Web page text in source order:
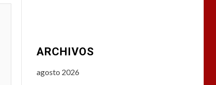
ARCHIVOS
agosto 2026